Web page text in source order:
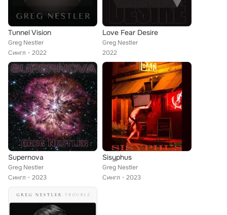
Tunnel Vision
Greg Nestler
Сингл
2022
Love Fear Desire
Greg Nestler
2022
Supernova
Greg Nestler
Сингл
2023
Sisyphus
Greg Nestler
Сингл
2023